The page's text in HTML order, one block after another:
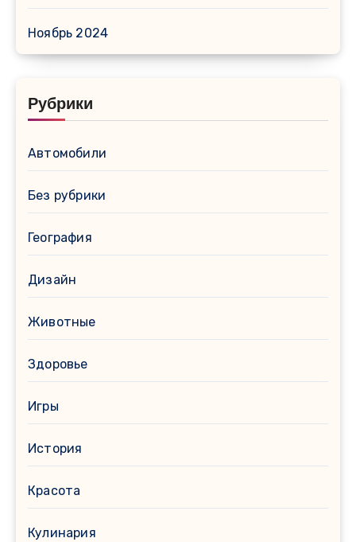
Ноябрь 2024
Рубрики
Автомобили
Без рубрики
География
Дизайн
Животные
Здоровье
Игры
История
Красота
Кулинария